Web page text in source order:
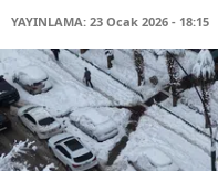
YAYINLAMA: 23 Ocak 2026 - 18:15